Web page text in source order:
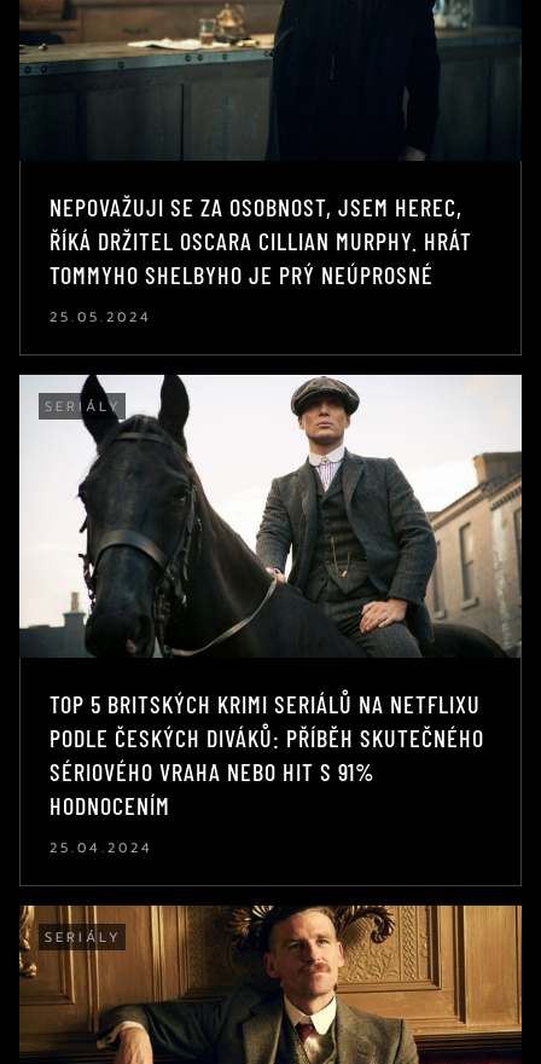
NEPOVAŽUJI SE ZA OSOBNOST, JSEM HEREC,
ŘÍKÁ DRŽITEL OSCARA CILLIAN MURPHY. HRÁT
TOMMYHO SHELBYHO JE PRÝ NEÚPROSNÉ
25.05.2024
SERIÁLY
TOP 5 BRITSKÝCH KRIMI SERIÁLŮ NA NETFLIXU
PODLE ČESKÝCH DIVÁKŮ: PŘÍBĚH SKUTEČNÉHO
SÉRIOVÉHO VRAHA NEBO HIT S 91%
HODNOCENÍM
25.04.2024
SERIÁLY